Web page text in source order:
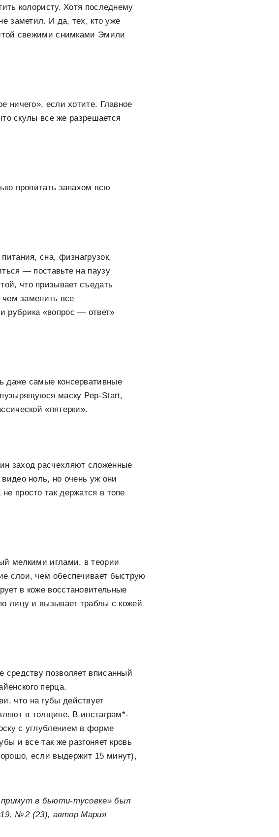
колористу. Хотя последнему
заметил. И да, тех, кто уже
свежими снимками Эмили
ничего», если хотите. Главное
скулы все же разрешается
пропитать запахом всю
сна, физнагрузок,
— поставьте на паузу
что призывает съедать
чем заменить все
рубрика «вопрос — ответ»
даже самые консервативные
маску Pep-Start,
«пятерки».
заход расчехляют сложенные
ноль, но очень уж они
просто так держатся в топе
мелкими иглами, в теории
слои, чем обеспечивает быструю
в коже восстановительные
лицу и вызывает траблы с кожей
средству позволяет вписанный
перца.
что на губы действует
в толщине. В инстаграм*-
с углублением в форме
и все так же разгоняет кровь
если выдержит 15 минут),
примут в бьюти-тусовке» был
№ 2 (23), автор Мария